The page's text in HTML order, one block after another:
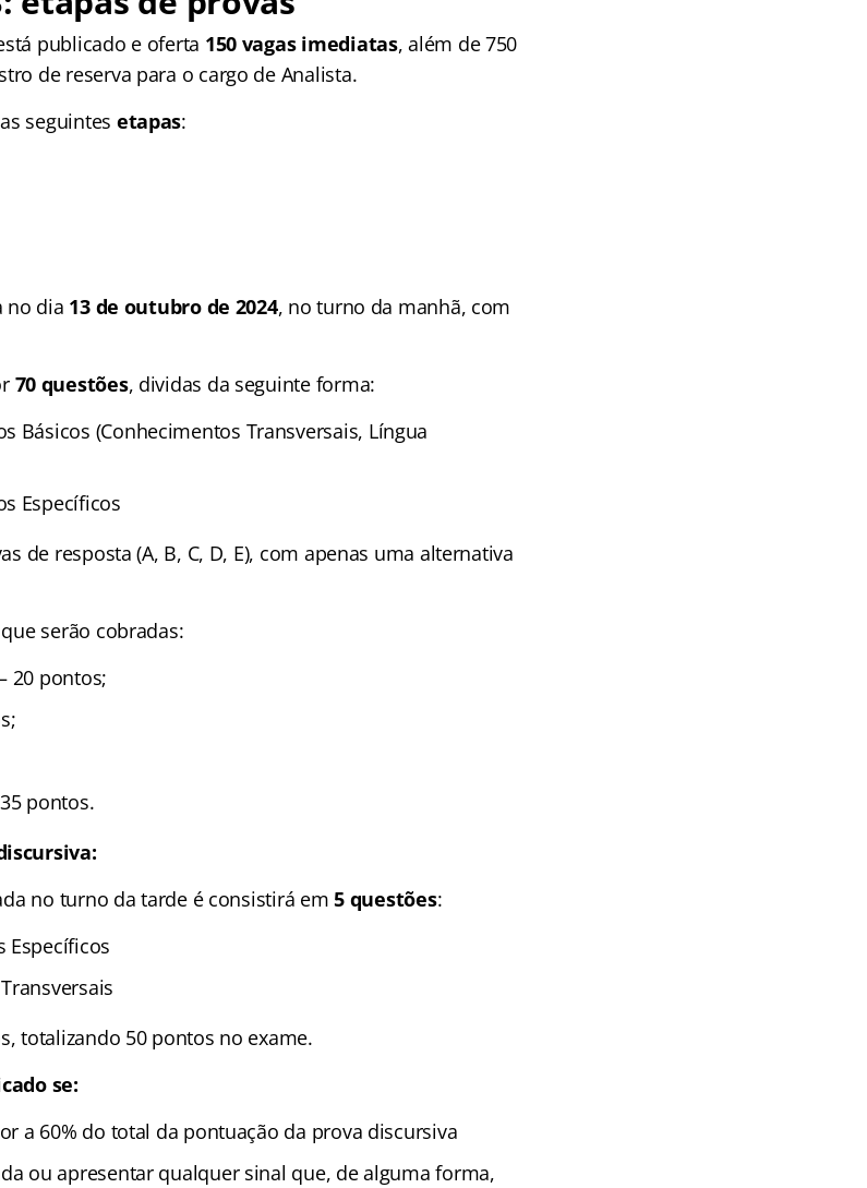
publicado e oferta 150 vagas imediatas, além de 750
de reserva para o cargo de Analista.
seguintes etapas:
no dia 13 de outubro de 2024, no turno da manhã, com
70 questões, dividas da seguinte forma:
Básicos (Conhecimentos Transversais, Língua
Específicos
de resposta (A, B, C, D, E), com apenas uma alternativa
serão cobradas:
20 pontos;
pontos.
no turno da tarde é consistirá em5 questões:
Específicos
totalizando 50 pontos no exame.
se:
a 60% do total da pontuação da prova discursiva
ou apresentar qualquer sinal que, de alguma forma,